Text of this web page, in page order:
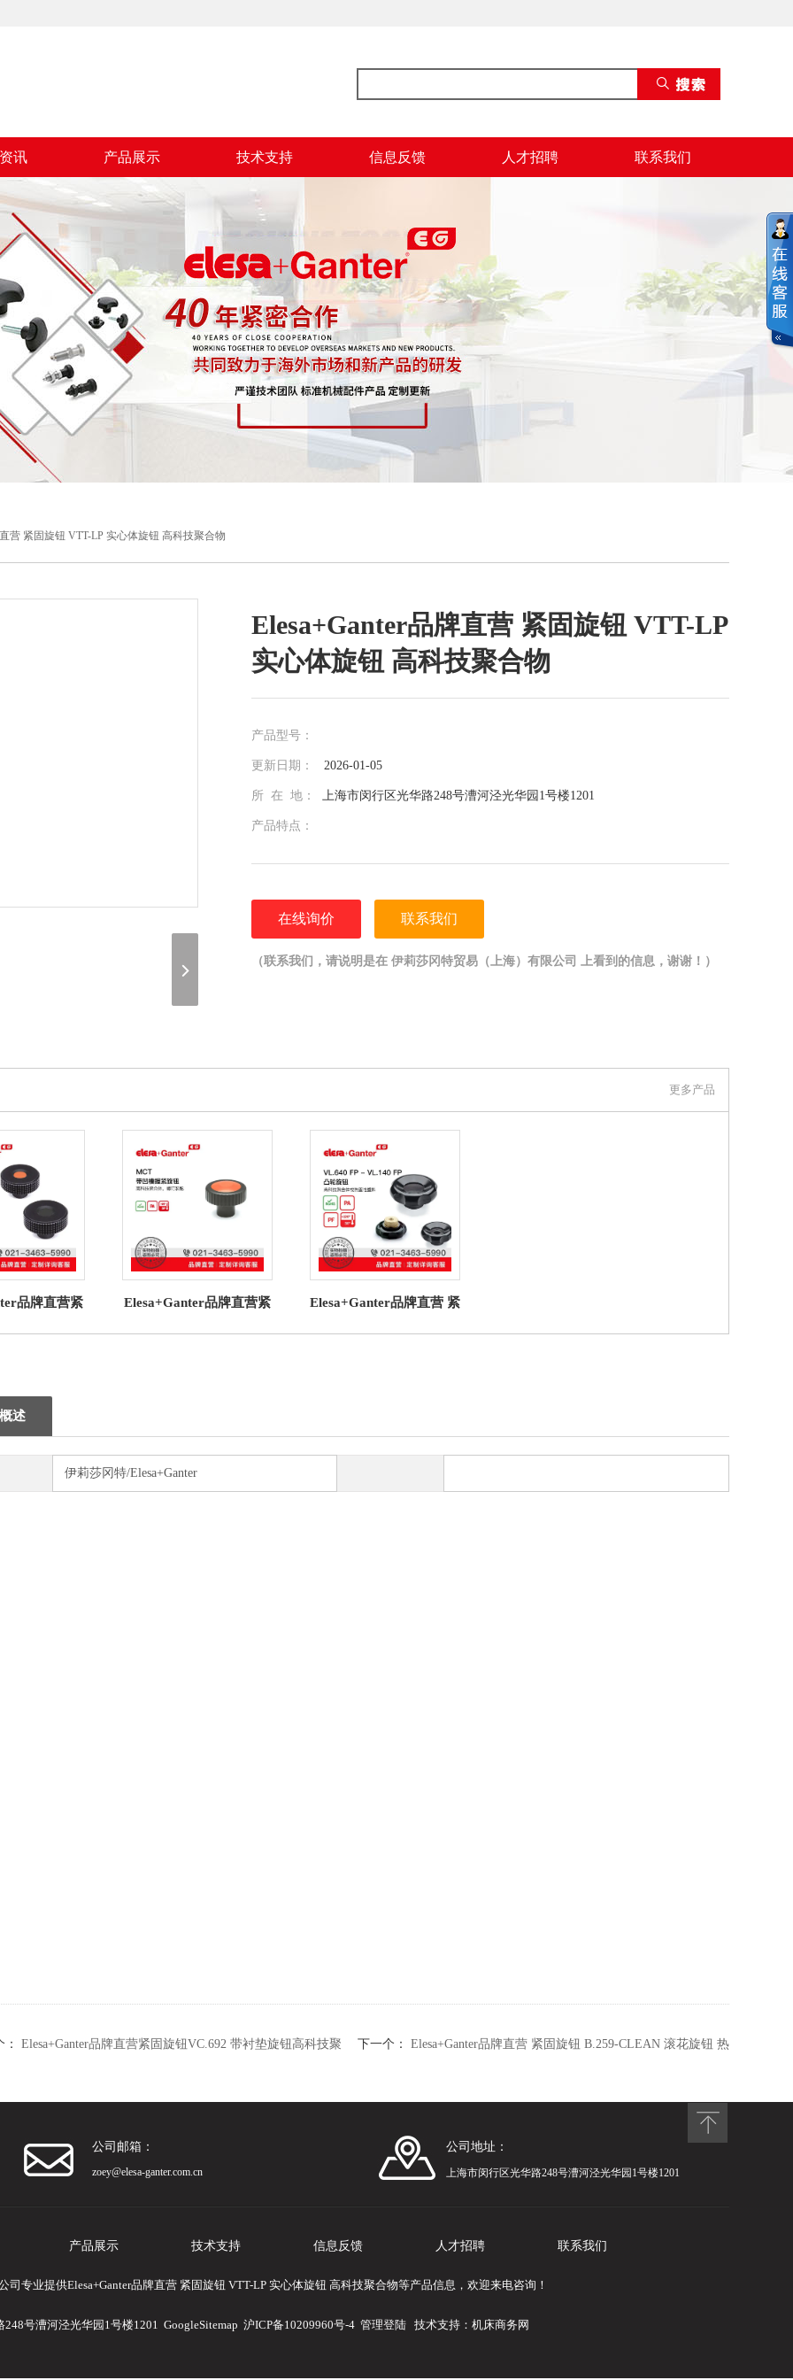
讯 产品展示 技术支持 信息反馈 人才招聘 联系我们
营 紧固旋钮 VTT-LP 实心体旋钮 高科技聚合物
Elesa+Ganter品牌直营 紧固旋钮 VTT-LP
实心体旋钮 高科技聚合物
产品型号：
更新日期： 2026-01-05
所 在 地： 上海市闵行区光华路248号漕河泾光华园1号楼1201
产品特点：
在线询价 联系我们
（联系我们，请说明是在 伊莉莎冈特贸易（上海）有限公司 上看到的信息，谢谢！）
更多产品
品牌直营紧
聚合体(4)
Elesa+Ganter品牌直营紧
旋钮高科技聚合体
Elesa+Ganter品牌直营 紧
VL.140 FP 凸轮旋钮
述
伊莉莎冈特/Elesa+Ganter
Elesa+Ganter品牌直营紧固旋钮VC.692 带衬垫旋钮高科技聚
下一个：
Elesa+Ganter品牌直营 紧固旋钮 B.259-CLEAN 滚花旋钮 热
公司邮箱：
zoey@elesa-ganter.com.cn
公司地址：
上海市闵行区光华路248号漕河泾光华园1号楼1201
产品展示 技术支持 信息反馈 人才招聘 联系我们
司专业提供Elesa+Ganter品牌直营 紧固旋钮 VTT-LP 实心体旋钮 高科技聚合物等产品信息，欢迎来电咨询！
号漕河泾光华园1号楼1201 GoogleSitemap 沪ICP备10209960号-4 管理登陆 技术支持： 机床商务网